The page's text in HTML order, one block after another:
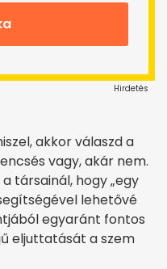
Hirdetés
akkor válaszd a
vagy, akár nem.
társainál, hogy „egy
lehetővé
egyaránt fontos
eljuttatását a szem